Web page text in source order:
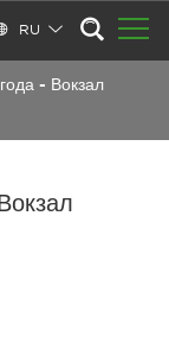
RU
- Вокзал